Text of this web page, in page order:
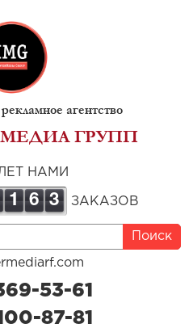
агентство
ГРУПП
НАМИ
1 6 3 ЗАКАЗОВ
Поиск
53-61
87-81